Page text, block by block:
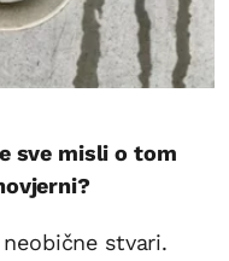
sve misli o tom
stvari.